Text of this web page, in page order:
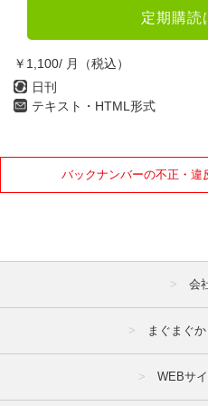
定期購読
￥1,100/ 月（税込）
日刊
テキスト・HTML形式
バックナンバーの不正・違
会
まぐまぐ
WEBサ